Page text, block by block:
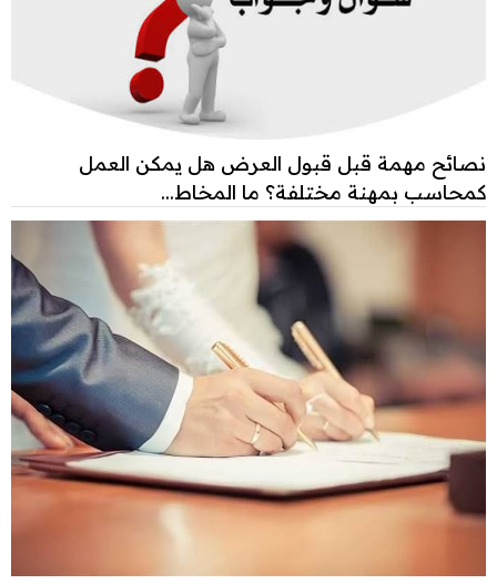
نصائح مهمة قبل قبول العرض هل يمكن العمل
كمحاسب بمهنة مختلفة؟ ما المخاط...